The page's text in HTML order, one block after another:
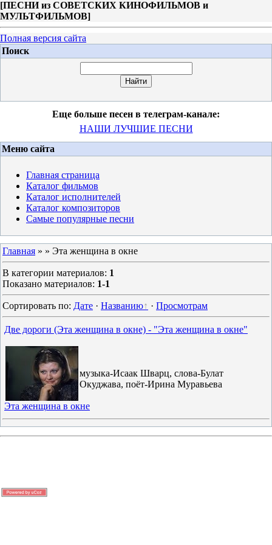
[ПЕСНИ из СОВЕТСКИХ КИНОФИЛЬМОВ и
МУЛЬТФИЛЬМОВ]
Полная версия сайта
Поиск
Еще больше песен в телеграм-канале:
НАШИ ЛУЧШИЕ ПЕСНИ
Меню сайта
Главная страница
Каталог фильмов
Каталог исполнителей
Каталог композиторов
Самые популярные песни
Главная » » Эта женщина в окне
В категории материалов: 1
Показано материалов: 1-1
Сортировать по: Дате · Названию · Просмотрам
Две дороги (Эта женщина в окне) - "Эта женщина в окне"
музыка-Исаак Шварц, слова-Булат
Окуджава, поёт-Ирина Муравьева
Эта женщина в окне